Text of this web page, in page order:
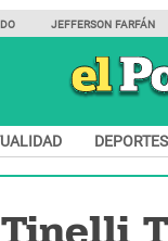
JEFFERSON FARFÁN
DEPORTES